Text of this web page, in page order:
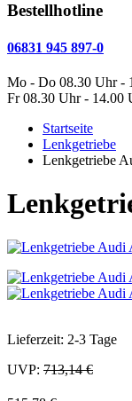
Bestellhotline
06831 945 897-0
Mo - Do 08.30 Uhr -
Fr 08.30 Uhr - 14.00
Startseite
Lenkgetriebe
Lenkgetriebe
Lieferzeit: 2-3 Tage
UVP: 713,14 €